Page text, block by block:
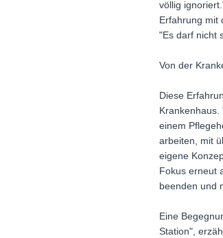
völlig
Erfahrung mit
"Es darf nicht
Von der
Diese
einem
arbeiten, mit
eigene
Fokus erneut
beenden und
Eine
Station",